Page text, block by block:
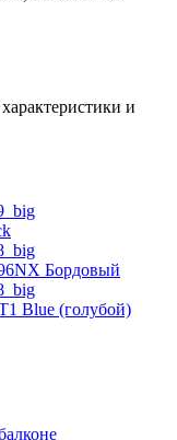
и
Бордовый
Blue (голубой)